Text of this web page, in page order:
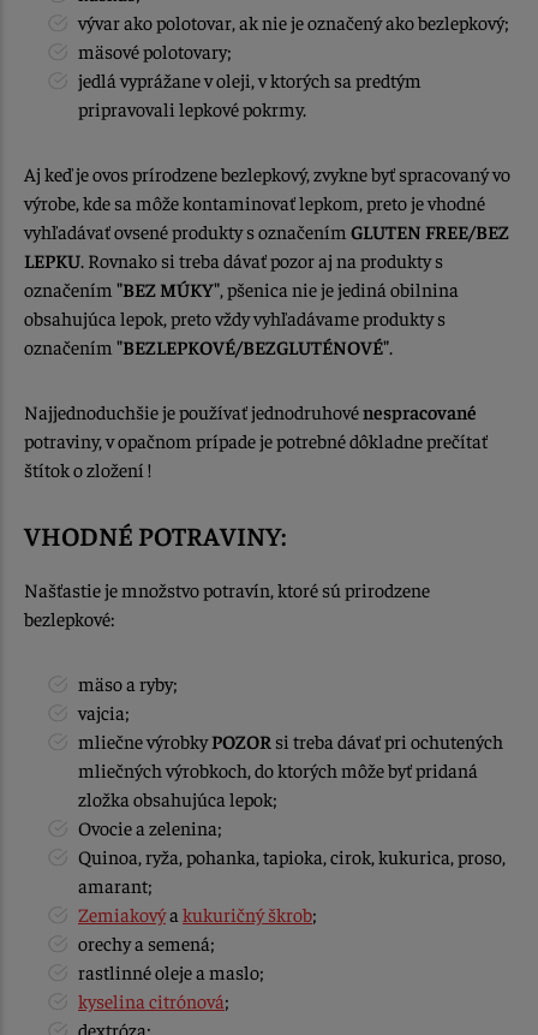
vývar ako polotovar, ak nie je označený ako bezlepkový;
mäsové polotovary;
jedlá vyprážane v oleji, v ktorých sa predtým
pripravovali lepkové pokrmy.
Aj keď je ovos prírodzene bezlepkový, zvykne byť spracovaný vo
výrobe, kde sa môže kontaminovať lepkom, preto je vhodné
vyhľadávať ovsené produkty s označením GLUTEN FREE/BEZ
LEPKU. Rovnako si treba dávať pozor aj na produkty s
označením "BEZ MÚKY", pšenica nie je jediná obilnina
obsahujúca lepok, preto vždy vyhľadávame produkty s
označením "BEZLEPKOVÉ/BEZGLUTÉNOVÉ".
Najjednoduchšie je používať jednodruhovénespracované
potraviny, v opačnom prípade je potrebné dôkladne prečítať
štítok o zložení !
VHODNÉ POTRAVINY:
Našťastie je množstvo potravín, ktoré sú prirodzene
bezlepkové:
mäso a ryby;
vajcia;
mliečne výrobkyPOZOR si treba dávať pri ochutených
mliečných výrobkoch, do ktorých môže byť pridaná
zložka obsahujúca lepok;
Ovocie a zelenina;
Quinoa, ryža, pohanka, tapioka, cirok, kukurica, proso,
amarant;
Zemiakovýa kukuričný škrob;
orechy a semená;
rastlinné oleje a maslo;
kyselina citrónová;
dextróza;